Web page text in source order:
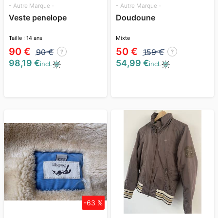
- Autre Marque -
Veste penelope
Taille : 14 ans
90 € 90 € ?
98,19 €incl.
- Autre Marque -
Doudoune
Mixte
50 € 159 € ?
54,99 €incl.
-63 %